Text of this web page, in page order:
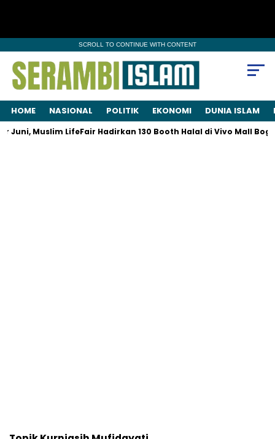
SCROLL TO CONTINUE WITH CONTENT
HOME NASIONAL POLITIK EKONOMI DUNIA ISLAM
Muslim LifeFair Hadirkan 130 Booth Halal di Vivo Mall Bogor